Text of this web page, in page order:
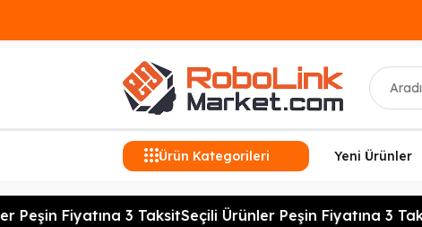
Ara
Ürün Kategorileri Yeni Ürünler
Fiyatına 3 TaksitSeçili Ürünler Peşin Fiyatına 3